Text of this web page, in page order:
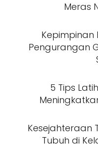
Meras
Kepimpinan
Pengurangan
5 Tips
Kesejahteraan
Tubuh di